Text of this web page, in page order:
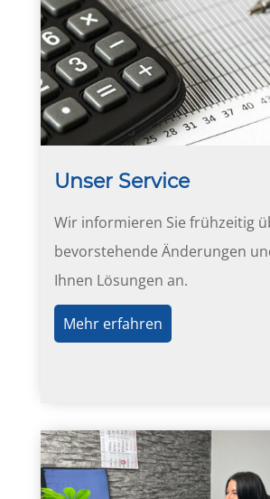
Unser Service
Wir informieren Sie frühzeitig
bevorstehende Änderungen
Ihnen Lösungen an.
Mehr erfahren